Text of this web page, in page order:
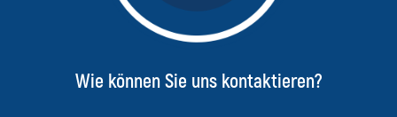
Wie können Sie uns kontaktieren?